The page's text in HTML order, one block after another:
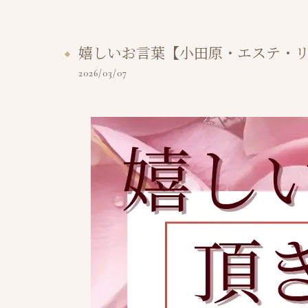
嬉しいお言葉【小田原・エステ・
2026/03/07